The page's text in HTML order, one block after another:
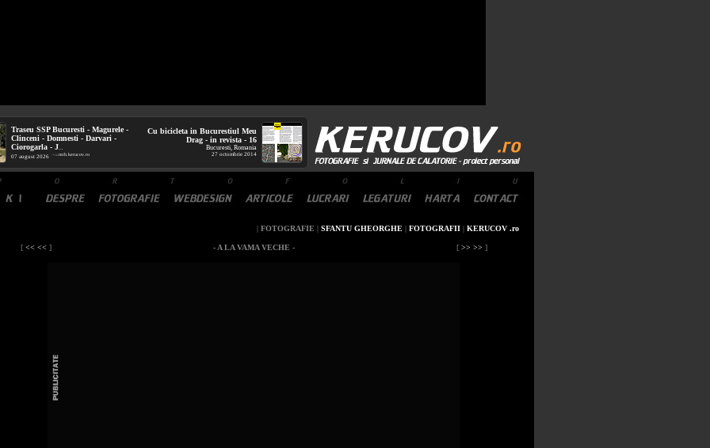
Traseu SSP Bucuresti - Magurele -
Clinceni - Domnesti - Darvari -
Ciorogarla - J...
07 august 2026 / via mtb.kerucov.ro
Cu bicicleta in Bucurestiul Meu
Drag - in revista - 16
Bucuresti, Romania
27 octombrie 2014
| FOTOGRAFIE | SFANTU GHEORGHE | FOTOGRAFII | KERUCOV .ro
[<< << ] - A LA VAMA VECHE - [>> >> ]